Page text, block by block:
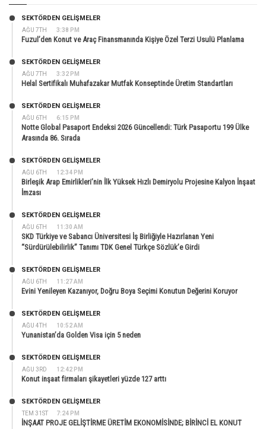
AĞU 7TH 3:38 PM
SEKTÖRDEN GELIŞMELER
Fuzul’den Konut ve Araç Finansmanında Kişiye Özel Terzi Usulü Planlama
AĞU 7TH 3:32 PM
SEKTÖRDEN GELIŞMELER
Helal Sertifikalı Muhafazakar Mutfak Konseptinde Üretim Standartları
AĞU 6TH 6:15 PM
SEKTÖRDEN GELIŞMELER
Notte Global Pasaport Endeksi 2026 Güncellendi: Türk Pasaportu 199 Ülke
Arasında 86. Sırada
AĞU 6TH 12:34 PM
SEKTÖRDEN GELIŞMELER
Birleşik Arap Emirlikleri’nin İlk Yüksek Hızlı Demiryolu Projesine Kalyon İnşaat
İmzası
AĞU 6TH 11:30 AM
SEKTÖRDEN GELIŞMELER
SKD Türkiye ve Sabancı Üniversitesi İş Birliğiyle Hazırlanan Yeni
“Sürdürülebilirlik” Tanımı TDK Genel Türkçe Sözlük’e Girdi
AĞU 6TH 11:27 AM
SEKTÖRDEN GELIŞMELER
Evini Yenileyen Kazanıyor, Doğru Boya Seçimi Konutun Değerini Koruyor
AĞU 4TH 10:52 AM
SEKTÖRDEN GELIŞMELER
Yunanistan’da Golden Visa için 5 neden
AĞU 3RD 12:42 PM
SEKTÖRDEN GELIŞMELER
Konut inşaat firmaları şikayetleri yüzde 127 arttı
TEM 31ST 7:24 PM
SEKTÖRDEN GELIŞMELER
İNŞAAT PROJE GELİŞTİRME ÜRETİM EKONOMİSİNDE; BİRİNCİ EL KONUT